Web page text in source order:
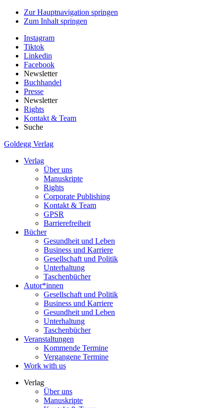
Zur Hauptnavigation springen
Zum Inhalt springen
Instagram
Tiktok
Linkedin
Facebook
Newsletter
Buchhandel
Presse
Newsletter
Rights
Kontakt & Team
Suche
Goldegg Verlag
Verlag
Über uns
Manuskripte
Rights
Corporate Publishing
Kontakt & Team
GPSR
Barrierefreiheit
Bücher
Gesundheit und Leben
Business und Karriere
Gesellschaft und Politik
Unterhaltung
Taschenbücher
Autor*innen
Gesellschaft und Politik
Business und Karriere
Gesundheit und Leben
Unterhaltung
Taschenbücher
Veranstaltungen
Kommende Termine
Vergangene Termine
Work with us
Verlag
Über uns
Manuskripte